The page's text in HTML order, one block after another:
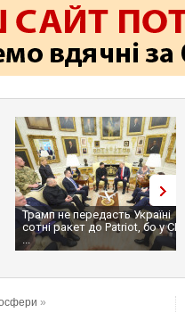
Трамп не передасть Україні
сотні ракет до Patriot, бо у
...
»